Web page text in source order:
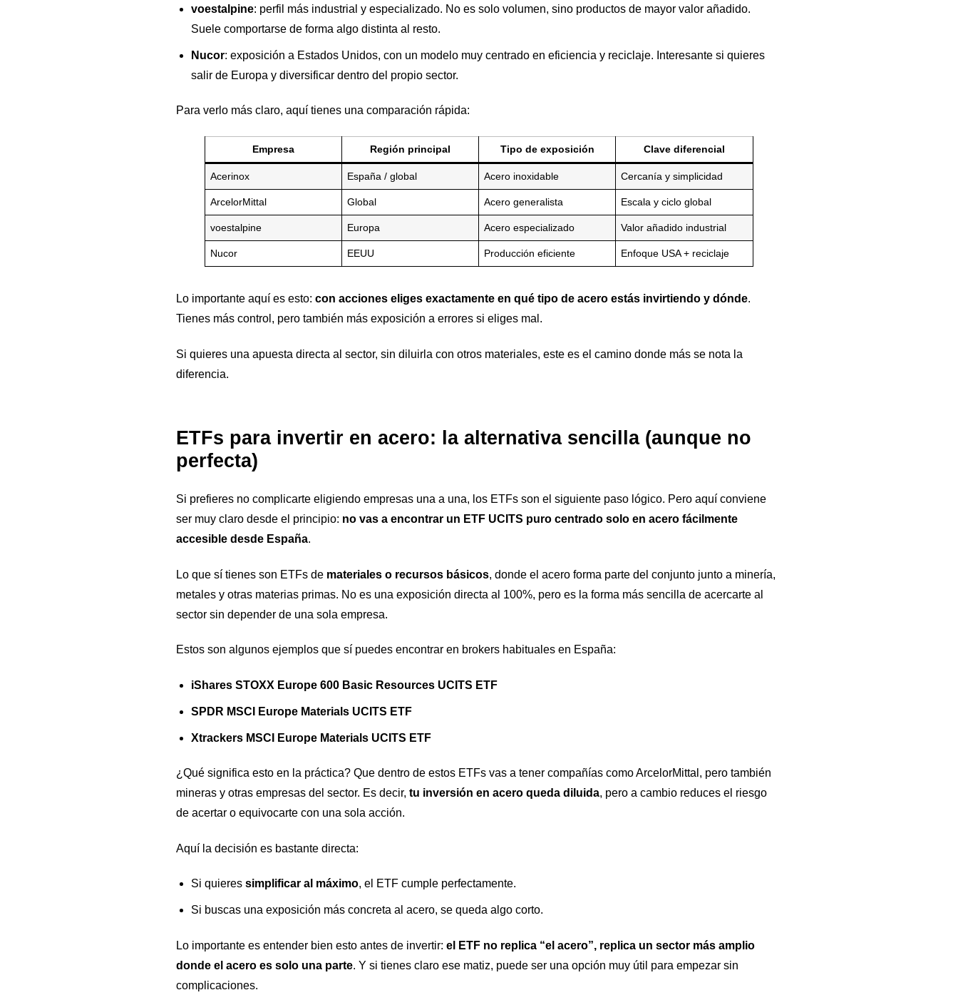
voestalpine: perfil más industrial y especializado. No es solo volumen, sino productos de mayor valor añadido.
Suele comportarse de forma algo distinta al resto.
Nucor: exposición a Estados Unidos, con un modelo muy centrado en eficiencia y reciclaje. Interesante si quieres
salir de Europa y diversificar dentro del propio sector.
Para verlo más claro, aquí tienes una comparación rápida:
Empresa Región principal Tipo de exposición Clave diferencial
Acerinox España / global Acero inoxidable Cercanía y simplicidad
ArcelorMittal Global Acero generalista Escala y ciclo global
voestalpine Europa Acero especializado Valor añadido industrial
Nucor EEUU Producción eficiente Enfoque USA + reciclaje
Lo importante aquí es esto: con acciones eliges exactamente en qué tipo de acero estás invirtiendo y dónde.
Tienes más control, pero también más exposición a errores si eliges mal.
Si quieres una apuesta directa al sector, sin diluirla con otros materiales, este es el camino donde más se nota la
diferencia.
ETFs para invertir en acero: la alternativa sencilla (aunque no
perfecta)
Si prefieres no complicarte eligiendo empresas una a una, los ETFs son el siguiente paso lógico. Pero aquí conviene
ser muy claro desde el principio: no vas a encontrar un ETF UCITS puro centrado solo en acero fácilmente
accesible desde España.
Lo que sí tienes son ETFs de materiales o recursos básicos, donde el acero forma parte del conjunto junto a minería,
metales y otras materias primas. No es una exposición directa al 100%, pero es la forma más sencilla de acercarte al
sector sin depender de una sola empresa.
Estos son algunos ejemplos que sí puedes encontrar en brokers habituales en España:
iShares STOXX Europe 600 Basic Resources UCITS ETF
SPDR MSCI Europe Materials UCITS ETF
Xtrackers MSCI Europe Materials UCITS ETF
¿Qué significa esto en la práctica? Que dentro de estos ETFs vas a tener compañías como ArcelorMittal, pero también
mineras y otras empresas del sector. Es decir, tu inversión en acero queda diluida, pero a cambio reduces el riesgo
de acertar o equivocarte con una sola acción.
Aquí la decisión es bastante directa:
Si quieres simplificar al máximo, el ETF cumple perfectamente.
Si buscas una exposición más concreta al acero, se queda algo corto.
Lo importante es entender bien esto antes de invertir: el ETF no replica “el acero”, replica un sector más amplio
donde el acero es solo una parte. Y si tienes claro ese matiz, puede ser una opción muy útil para empezar sin
complicaciones.